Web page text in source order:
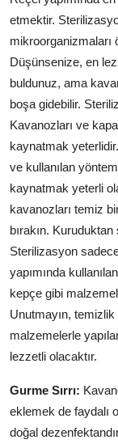
etmektir.
mikroorganizmaları
Düşünsenize, en
buldunuz, ama
boşa gidebilir.
Kavanozları ve
kaynatmak
ve kullanılan
kaynatmak yeterli
kavanozları temiz
bırakın.
Sterilizasyon
yapımında
kepçe gibi
Unutmayın, temizlik
malzemelerle
lezzetli olacaktır.
Gurme Sırrı:
eklemek de faydalı
doğal